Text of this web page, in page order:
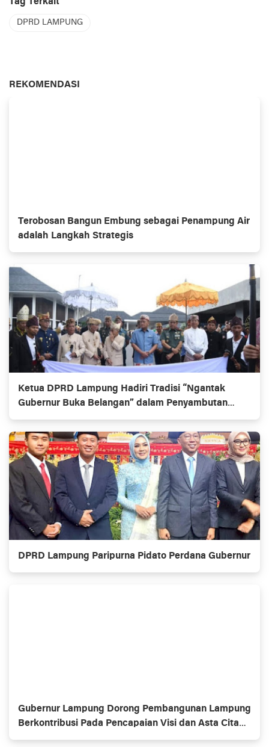
DPRD LAMPUNG
REKOMENDASI
Terobosan Bangun Embung sebagai Penampung Air
adalah Langkah Strategis
Ketua DPRD Lampung Hadiri Tradisi “Ngantak
Gubernur Buka Belangan” dalam Penyambutan
Gubernur Baru
DPRD Lampung Paripurna Pidato Perdana Gubernur
Gubernur Lampung Dorong Pembangunan Lampung
Berkontribusi Pada Pencapaian Visi dan Asta Cita
Pembangunan Nasional